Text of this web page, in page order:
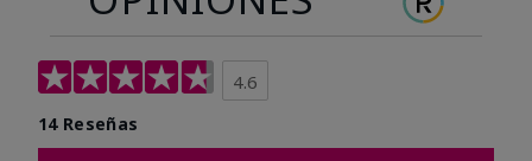
4.6
14 Reseñas